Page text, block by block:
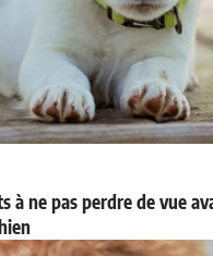
à ne pas perdre de vue